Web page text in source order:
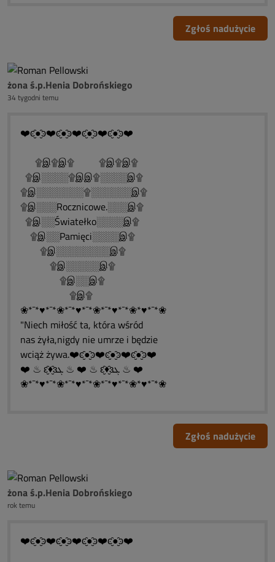
Zgłoś nadużycie
żona ś.p.Henia Dobrońskiego
34 tygodni temu
❤️ͼ̮̑●̮̑ͽ❤️ͼ̮̑●̮̑ͽ❤️ͼ̮̑●̮̑ͽ❤️ͼ̮̑●̮̑ͽ❤️
۩இ۩இ۩ ۩இ۩இ۩
۩இ░░░░۩இஇ۩░░░░இ۩
۩இ░░░░░░░۩░░░░░░இ۩
۩இ░░░Rocznicowe.░░░இ۩
۩இ░░Światełko░░░░இ۩
۩இ░░Pamięci░░░░இ۩
۩இ░░░░░░░░இ۩
۩இ░░░░░இ۩
۩இ░░இ۩
۩இ۩
❀*¯*♥*¯*❀*¯*♥*¯*❀*¯*♥*¯*❀*♥*¯*❀
"Niech miłość ta, która wśród
nas żyła,nigdy nie umrze i będzie
wciąż żywa.❤️ͼ̮̑●̮̑ͽ❤️ͼ̮̑●̮̑ͽ❤️ͼ̮̑●̮̑ͽ❤️
❤️ ♨ ԑ̮̑♦̮̑ɜܓ ♨ ❤️ ♨ ԑ̮̑♦̮̑ɜܓ ♨ ❤️
❀*¯*♥*¯*❀*¯*♥*¯*❀*¯*♥*¯*❀*♥*¯*❀
Zgłoś nadużycie
żona ś.p.Henia Dobrońskiego
rok temu
❤️ͼ̮̑●̮̑ͽ❤️ͼ̮̑●̮̑ͽ❤️ͼ̮̑●̮̑ͽ❤️ͼ̮̑●̮̑ͽ❤️